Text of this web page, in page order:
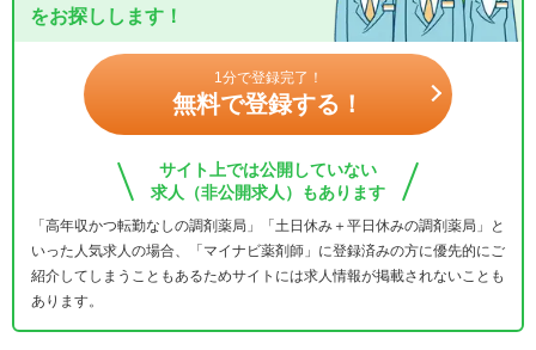
をお探しします！
1分で登録完了！
無料で登録する！
サイト上では公開していない
求人（非公開求人）もあります
「高年収かつ転勤なしの調剤薬局」「土日休み＋平日休みの調剤薬局」と
いった人気求人の場合、「マイナビ薬剤師」に登録済みの方に優先的にご
紹介してしまうこともあるためサイトには求人情報が掲載されないことも
あります。